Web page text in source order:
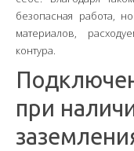
безопасная работа,
материалов,
контура.
при